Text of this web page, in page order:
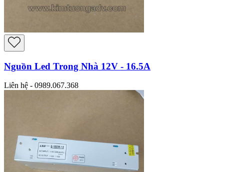
Nguồn Led Trong Nhà 12V - 16.5A
Liên hệ - 0989.067.368